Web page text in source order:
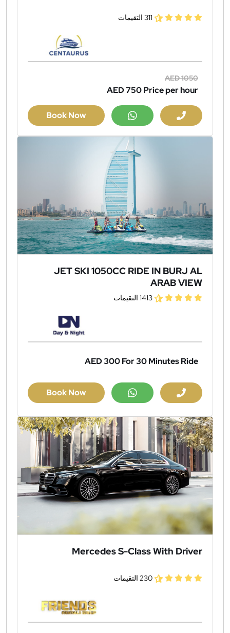
311 التقيمات
AED 1050
AED 750Price per hour
Book Now
JET SKI 1050CC RIDE IN BURJ AL
ARAB VIEW
1413 التقيمات
AED 300For 30 Minutes Ride
Book Now
Mercedes S-Class With Driver
230 التقيمات